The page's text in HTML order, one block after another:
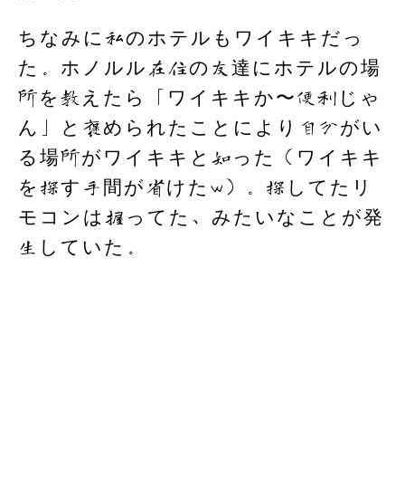
ちなみに私のホテルもワイキキだっ
た。ホノルル在住の友達にホテルの場
所を教えたら「ワイキキか〜便利じゃ
ん」と褒められたことにより自分がい
る場所がワイキキと知った（ワイキキ
を探す手間が省けたw）。探してたリ
モコンは握ってた、みたいなことが発
生していた。